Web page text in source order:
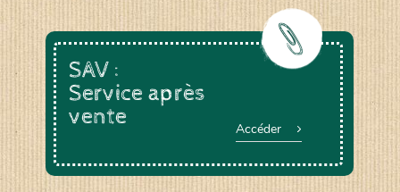
www.semaille.com
SAV :
Service après
vente
Accéder